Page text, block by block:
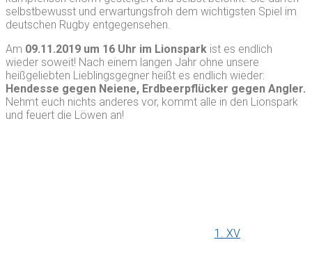
selbstbewusst und erwartungsfroh dem wichtigsten Spiel im
deutschen Rugby entgegensehen.
Am 09.11.2019 um 16 Uhr im Lionspark ist es endlich
wieder soweit! Nach einem langen Jahr ohne unsere
heißgeliebten Lieblingsgegner heißt es endlich wieder:
Hendesse gegen Neiene, Erdbeerpflücker gegen Angler.
Nehmt euch nichts anderes vor, kommt alle in den Lionspark
und feuert die Löwen an!
1. XV